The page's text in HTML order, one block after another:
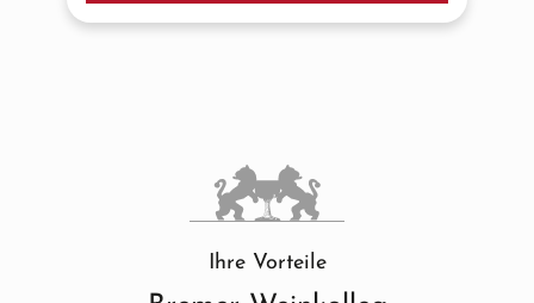
Ihre Vorteile